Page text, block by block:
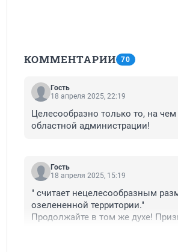
КОММЕНТАРИИ 70
Гость
18 апреля 2025, 22:19
Целесообразно только то, на
областной администрации!
Гость
18 апреля 2025, 15:19
" считает нецелесообразным
озелененной территории."
Продолжайте в том же духе!